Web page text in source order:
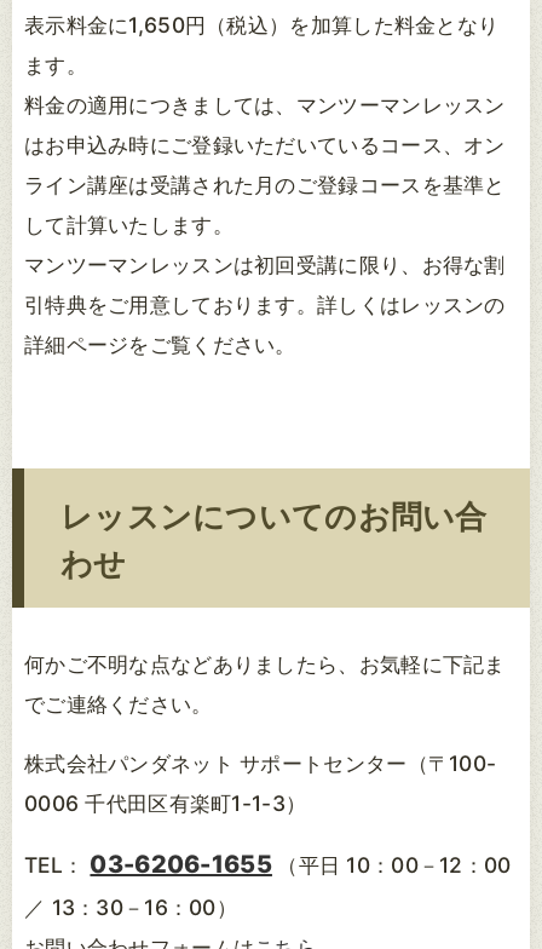
表示料金に1,650円（税込）を加算した料金となり
ます。
料金の適用につきましては、マンツーマンレッスン
はお申込み時にご登録いただいているコース、オン
ライン講座は受講された月のご登録コースを基準と
して計算いたします。
マンツーマンレッスンは初回受講に限り、お得な割
引特典をご用意しております。詳しくはレッスンの
詳細ページをご覧ください。
レッスンについてのお問い合
わせ
何かご不明な点などありましたら、お気軽に下記ま
でご連絡ください。
株式会社パンダネット サポートセンター（〒100-
0006 千代田区有楽町1-1-3）
TEL： 03-6206-1655
（平日 10：00－12：00
／ 13：30－16：00）